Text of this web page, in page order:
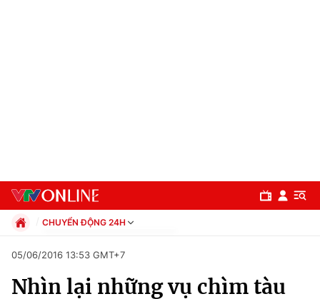
Chuyên mục
CHUYỂN ĐỘNG 24H
Xã hội
Pháp luật
05/06/2016 13:53 GMT+7
Nhìn lại những vụ chìm tàu